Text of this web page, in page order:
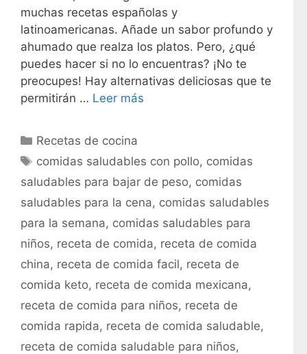
muchas recetas españolas y
latinoamericanas. Añade un sabor profundo y
ahumado que realza los platos. Pero, ¿qué
puedes hacer si no lo encuentras? ¡No te
preocupes! Hay alternativas deliciosas que te
permitirán … Leer más
C
e
g
o
r
s
Recetas de cocina
E
q
u
e
t
comidas saludables con pollo, comidas
saludables para bajar de peso, comidas
saludables para la cena, comidas saludables
para la semana, comidas saludables para
niños, receta de comida, receta de comida
china, receta de comida facil, receta de
comida keto, receta de comida mexicana,
receta de comida para niños, receta de
comida rapida, receta de comida saludable,
receta de comida saludable para niños,